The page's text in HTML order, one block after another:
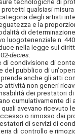
tecnologiche di
qualsiasi
degli artisti
e la
di
n. 440
nella legge sul
decies
condivisione di
pubblico di
anche gli atti
attività non generi
dei prestatori
cumulativamente
avevano
o rimosso dai
di servizi di
di controllo e